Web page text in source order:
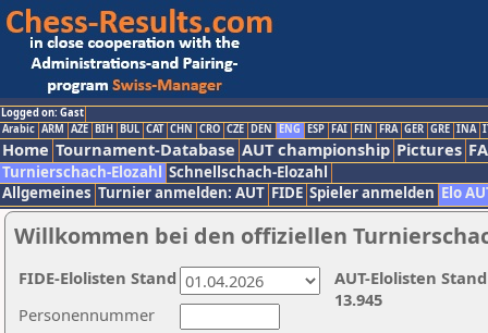
Logged on: Gast
Arabic ARM AZE BIH BUL CAT CHN CRO CZE DEN ENG ESP FAI FIN FRA GER GRE INA
Home Tournament-Database AUT championship Pictures
Turnierschach-Elozahl Schnellschach-Elozahl
Allgemeines Turnier anmelden: AUT FIDE Spieler anmelden Elo
Willkommen bei den offiziellen
Personennummer
AUT-Elolisten
13.945
FIDE-Elolisten Stand